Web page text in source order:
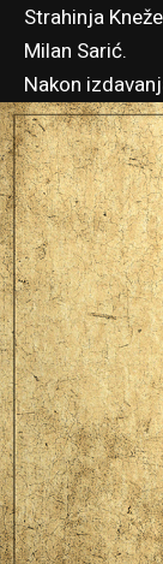
Strahinja
Milan Sarić.
Nakon